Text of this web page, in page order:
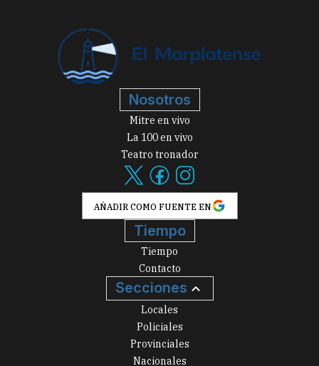
Nosotros
Mitre en vivo
La 100 en vivo
Teatro tronador
AÑADIR COMO FUENTE EN
Tiempo
Tiempo
Contacto
Secciones
Locales
Policiales
Provinciales
Nacionales